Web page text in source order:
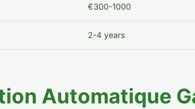
€300-1000
2-4 years
Automatique